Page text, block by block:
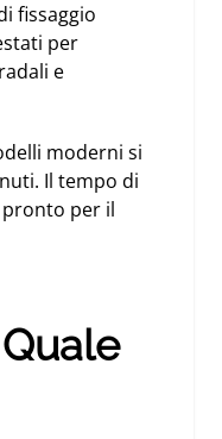
fissaggio
per
e
moderni si
Il tempo di
pronto per il